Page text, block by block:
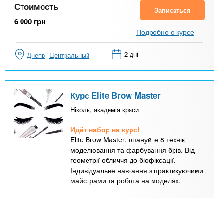
Стоимость
6 000 грн
Записаться
Подробно о курсе
Днепр Центральный 2 дні
Курс Elite Brow Master
Ніколь, академія краси
Идёт набор на курс!
Elite Brow Master: опануйте 8 технік
моделювання та фарбування брів. Від
геометрії обличчя до біофіксації.
Індивідуальне навчання з практикуючими
майстрами та робота на моделях.